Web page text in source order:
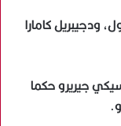
ودجيبريل كامارا
جيريرو حكما